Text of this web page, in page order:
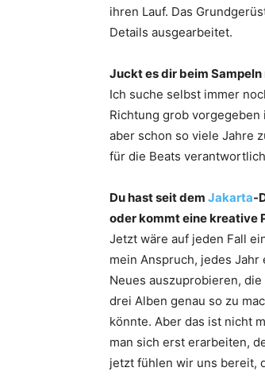
ihren Lauf. Das
Details ausgearbeitet.
Juckt es dir beim Sampeln
Ich suche selbst immer
Richtung grob
aber schon so viele Jahre
für die Beats
Du hast seit dem Jakarta-
oder kommt eine kreative
Jetzt wäre auf jeden Fall
mein Anspruch, jedes
Neues auszuprobieren,
drei Alben genau so zu
könnte. Aber das ist nicht
man sich erst erarbeiten,
jetzt fühlen wir uns bereit,